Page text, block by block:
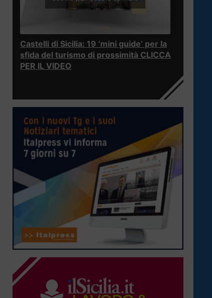
Castelli di Sicilia: 19 ‘mini guide’ per la
sfida del turismo di prossimità CLICCA
PER IL VIDEO